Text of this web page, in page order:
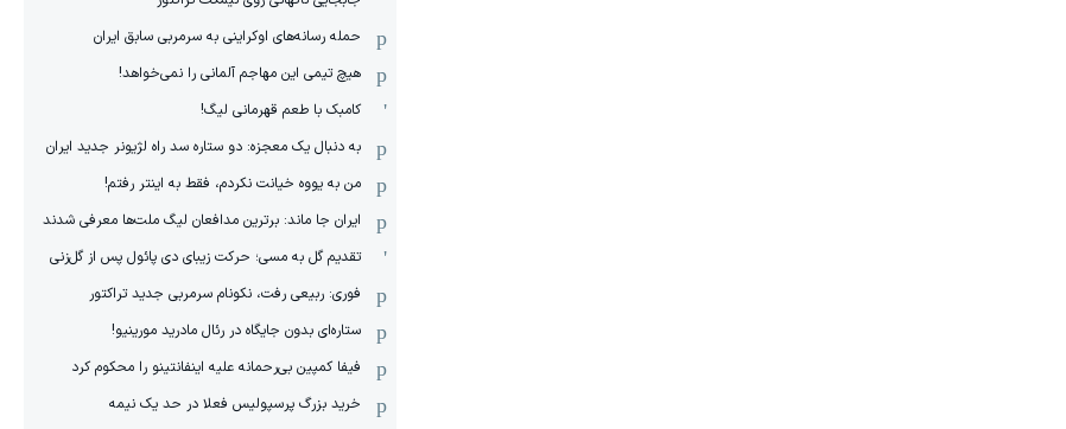
حمله رسانه‌های اوکراینی به سرمربی سابق ایران
هیچ‌ تیمی این مهاجم آلمانی را نمی‌خواهد!
کامبک با طعم قهرمانی لیگ!
به دنبال یک معجزه: دو ستاره سد راه لژیونر جدید ایران
من به یووه خیانت نکردم، فقط به اینتر رفتم!
ایران جا ماند: برترین مدافعان لیگ ملت‌ها معرفی شدند
تقدیم گل به مسی؛ حرکت زیبای دی پائول پس از گل‌زنی
فوری: ربیعی رفت، نکونام سرمربی جدید تراکتور
ستاره‌ای بدون جایگاه در رئال مادرید مورینیو!
فیفا کمپین بی‌رحمانه علیه اینفانتینو را محکوم کرد
خرید بزرگ پرسپولیس فعلا در حد یک نیمه